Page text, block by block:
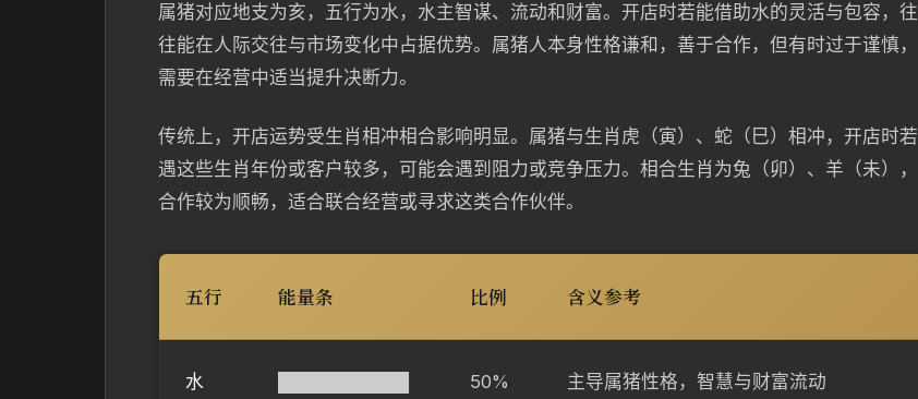
属猪对应地支为亥，五行为水，水主智谋、流动和财富。开店时若能借助水的灵活与包容，往
往能在人际交往与市场变化中占据优势。属猪人本身性格谦和，善于合作，但有时过于谨慎，
需要在经营中适当提升决断力。
传统上，开店运势受生肖相冲相合影响明显。属猪与生肖虎（寅）、蛇（巳）相冲，开店时若
遇这些生肖年份或客户较多，可能会遇到阻力或竞争压力。相合生肖为兔（卯）、羊（未），
合作较为顺畅，适合联合经营或寻求这类合作伙伴。
五行 能量条 比例 含义参考
水 50% 主导属猪性格，智慧与财富流动